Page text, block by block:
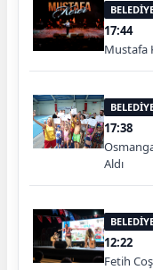
17:44
Mustafa
17:38
Aldı
12:22
Fetih